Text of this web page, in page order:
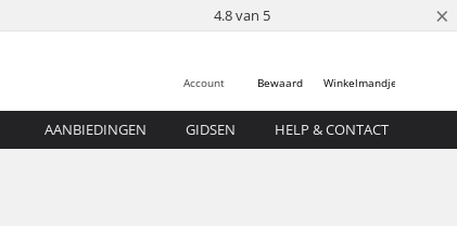
4.8 van 5 ×
Winkelmandje
Bewaard
Account
AANBIEDINGEN GIDSEN HELP & CONTACT